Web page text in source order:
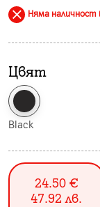
Няма наличност
Цвят
Black
24.50 €
47.92 лв.